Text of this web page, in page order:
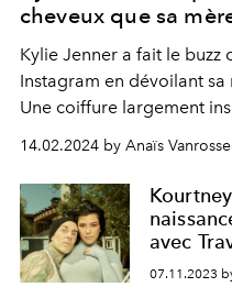
cheveux que sa
Kylie Jenner a fait le buzz
Instagram en dévoilant
Une coiffure largement
14.02.2024 by Anaïs
avec
07.11.2023